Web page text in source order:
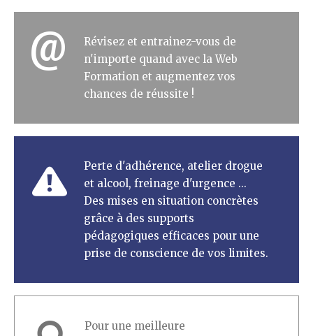
Révisez et entrainez-vous de
n'importe quand avec la Web
Formation et augmentez vos
chances de réussite !
Perte d'adhérence, atelier drogue
et alcool, freinage d'urgence ...
Des mises en situation concrètes
grâce à des supports
pédagogiques efficaces pour une
prise de conscience de vos limites.
Pour une meilleure